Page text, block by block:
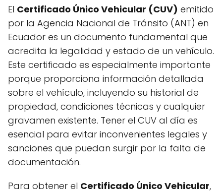
El Certificado Único Vehicular (CUV) emitido
por la Agencia Nacional de Tránsito (ANT) en
Ecuador es un documento fundamental que
acredita la legalidad y estado de un vehículo.
Este certificado es especialmente importante
porque proporciona información detallada
sobre el vehículo, incluyendo su historial de
propiedad, condiciones técnicas y cualquier
gravamen existente. Tener el CUV al día es
esencial para evitar inconvenientes legales y
sanciones que puedan surgir por la falta de
documentación.
Para obtener el Certificado Único Vehicular,